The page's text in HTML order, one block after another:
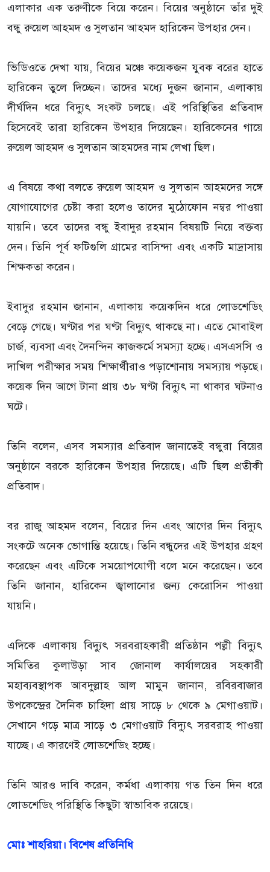
এলাকার এক তরুণীকে বিয়ে করেন। বিয়ের অনুষ্ঠানে তাঁর দুই
বন্ধু রুয়েল আহমদ ও সুলতান আহমদ হারিকেন উপহার দেন।
ভিডিওতে দেখা যায়, বিয়ের মঞ্চে কয়েকজন যুবক বরের হাতে
হারিকেন তুলে দিচ্ছেন। তাদের মধ্যে দুজন জানান, এলাকায়
দীর্ঘদিন ধরে বিদ্যুৎ সংকট চলছে। এই পরিস্থিতির প্রতিবাদ
হিসেবেই তারা হারিকেন উপহার দিয়েছেন। হারিকেনের গায়ে
রুয়েল আহমদ ও সুলতান আহমদের নাম লেখা ছিল।
এ বিষয়ে কথা বলতে রুয়েল আহমদ ও সুলতান আহমদের সঙ্গে
যোগাযোগের চেষ্টা করা হলেও তাদের মুঠোফোন নম্বর পাওয়া
যায়নি। তবে তাদের বন্ধু ইবাদুর রহমান বিষয়টি নিয়ে বক্তব্য
দেন। তিনি পূর্ব ফটিগুলি গ্রামের বাসিন্দা এবং একটি মাদ্রাসায়
শিক্ষকতা করেন।
ইবাদুর রহমান জানান, এলাকায় কয়েকদিন ধরে লোডশেডিং
বেড়ে গেছে। ঘণ্টার পর ঘণ্টা বিদ্যুৎ থাকছে না। এতে মোবাইল
চার্জ, ব্যবসা এবং দৈনন্দিন কাজকর্মে সমস্যা হচ্ছে। এসএসসি ও
দাখিল পরীক্ষার সময় শিক্ষার্থীরাও পড়াশোনায় সমস্যায় পড়ছে।
কয়েক দিন আগে টানা প্রায় ৩৮ ঘণ্টা বিদ্যুৎ না থাকার ঘটনাও
ঘটে।
তিনি বলেন, এসব সমস্যার প্রতিবাদ জানাতেই বন্ধুরা বিয়ের
অনুষ্ঠানে বরকে হারিকেন উপহার দিয়েছে। এটি ছিল প্রতীকী
প্রতিবাদ।
বর রাজু আহমদ বলেন, বিয়ের দিন এবং আগের দিন বিদ্যুৎ
সংকটে অনেক ভোগান্তি হয়েছে। তিনি বন্ধুদের এই উপহার গ্রহণ
করেছেন এবং এটিকে সময়োপযোগী বলে মনে করেছেন। তবে
তিনি জানান, হারিকেন জ্বালানোর জন্য কেরোসিন পাওয়া
যায়নি।
এদিকে এলাকায় বিদ্যুৎ সরবরাহকারী প্রতিষ্ঠান পল্লী বিদ্যুৎ
সমিতির কুলাউড়া সাব জোনাল কার্যালয়ের সহকারী
মহাব্যবস্থাপক আবদুল্লাহ আল মামুন জানান, রবিরবাজার
উপকেন্দ্রের দৈনিক চাহিদা প্রায় সাড়ে ৮ থেকে ৯ মেগাওয়াট।
সেখানে গড়ে মাত্র সাড়ে ৩ মেগাওয়াট বিদ্যুৎ সরবরাহ পাওয়া
যাচ্ছে। এ কারণেই লোডশেডিং হচ্ছে।
তিনি আরও দাবি করেন, কর্মধা এলাকায় গত তিন দিন ধরে
লোডশেডিং পরিস্থিতি কিছুটা স্বাভাবিক রয়েছে।
মোঃ শাহরিয়া। বিশেষ প্রতিনিধি